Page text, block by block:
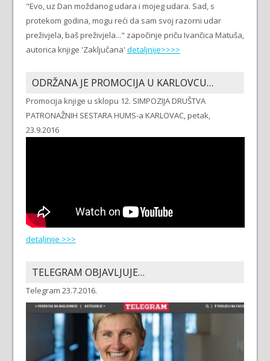
"Evo, uz Dan moždanog udara i mojeg udara. Sad, s
protekom godina, mogu reći da sam svoj razorni udar
preživjela, baš preživjela..." započinje priču Ivančica Matuša,
autorica knjige 'Zaključana' detaljnije>>>>
ODRŽANA JE PROMOCIJA U KARLOVCU…
Promocija knjige u sklopu 12. SIMPOZIJA DRUŠTVA
PATRONAŽNIH SESTARA HUMS-a KARLOVAC, petak,
23.9.2016
detaljnije >>>
TELEGRAM OBJAVLJUJE…
Telegram 23.7.2016.